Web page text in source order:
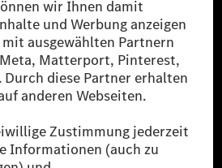
AG (ehemals Daimler AG)
Automobilunternehmen
Benz AG gehören wir zu
von Premium- und Luxus-Pkw
Benz Mobility AG bietet
Fahrzeugabos und –miete,
digitale Services rund um Laden
von Versicherungen
an.